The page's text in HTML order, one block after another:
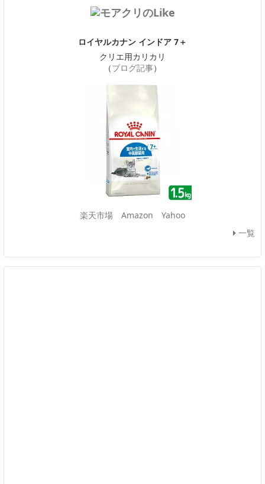
ロイヤルカナン インドア 7＋
クリエ用カリカリ
（ブログ記事）
楽天市場 Amazon
Yahoo
一覧